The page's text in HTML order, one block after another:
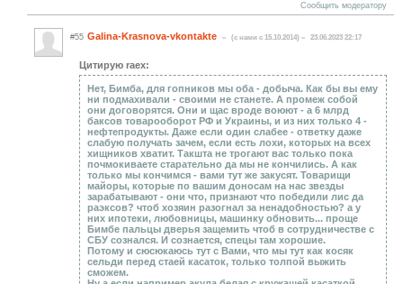
Сообщить модератору
#55 Galina-Krasnova-vkontakte (c нами с 15.10.2014) 23.06.2023 22:17
Цитирую raex:
Нет, Бимба, для гопников мы оба - добыча. Как бы вы ему
ни подмахивали - своими не станете. А промеж собой
они договорятся. Они и щас вроде воюют - а 6 млрд
баксов товарооборот РФ и Украины, и из них только 4 -
нефтепродукты. Даже если один слабее - ответку даже
слабую получать зачем, если есть лохи, которых на всех
хищников хватит. Такшта не трогают вас только пока
почмокиваете старательно да мы не кончились. А как
только мы кончимся - вами тут же закусят. Товарищи
майоры, которые по вашим доносам на нас звезды
зарабатывают - они что, признают что победили лис да
раэксов? чтоб хозяин разогнал за ненадобностью? а у
них ипотеки, любовницы, машинку обновить... проще
Бимбе пальцы дверья защемить чтоб в сотрудничестве с
СБУ сознался. И сознается, спецы там хорошие.
Потому и сюсюкаюсь тут с Вами, что мы тут как косяк
сельди перед стаей касаток, только толпой выжить
сможем.